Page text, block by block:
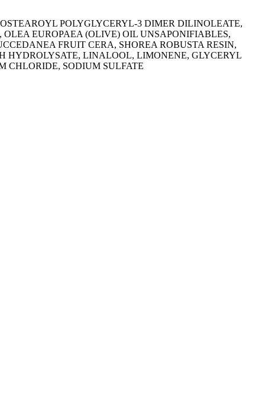
POLYGLYCERYL-3 DIMER DILINOLEATE,
EUROPAEA (OLIVE) OIL UNSAPONIFIABLES,
FRUIT CERA, SHOREA ROBUSTA RESIN,
HYDROLYSATE, LINALOOL, LIMONENE, GLYCERYL
CHLORIDE, SODIUM SULFATE